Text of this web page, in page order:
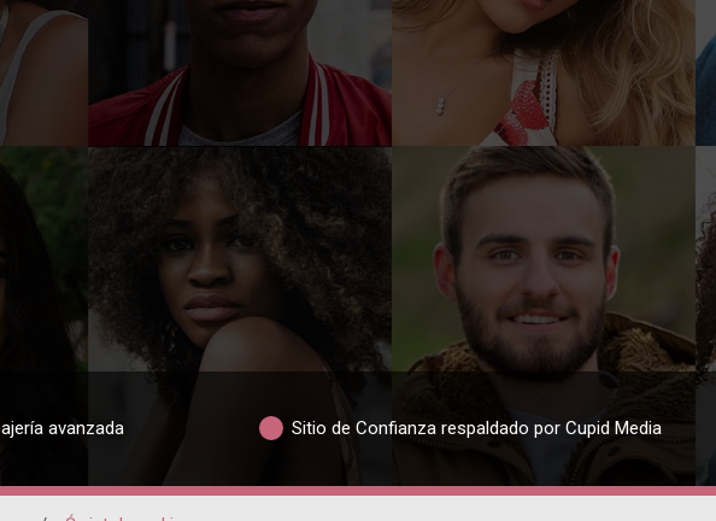
avanzada Sitio de Confianza respaldado por Cupid Media